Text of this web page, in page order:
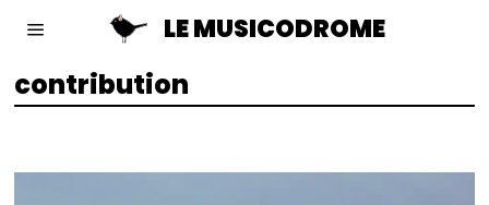
LE MUSICODROME
contribution